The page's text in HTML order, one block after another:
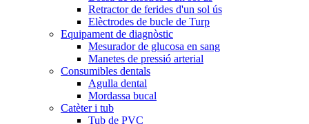
Retractor de ferides d'un sol ús
Elèctrodes de bucle de Turp
Equipament de diagnòstic
Mesurador de glucosa en sang
Manetes de pressió arterial
Consumibles dentals
Agulla dental
Mordassa bucal
Catèter i tub
Tub de PVC